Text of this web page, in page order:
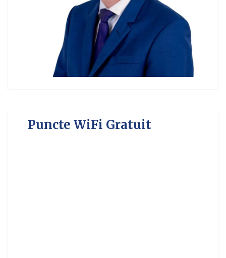
Puncte WiFi Gratuit